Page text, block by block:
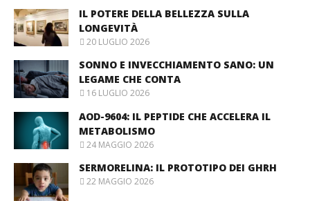
IL POTERE DELLA BELLEZZA SULLA
LONGEVITÀ
20 LUGLIO 2026
SONNO E INVECCHIAMENTO SANO: UN
LEGAME CHE CONTA
16 LUGLIO 2026
AOD-9604: IL PEPTIDE CHE ACCELERA IL
METABOLISMO
24 MAGGIO 2026
SERMORELINA: IL PROTOTIPO DEI GHRH
22 MAGGIO 2026